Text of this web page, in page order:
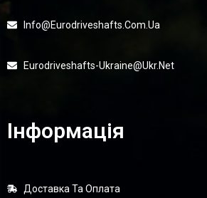
Info@eurodriveshafts.com.ua
Eurodriveshafts-Ukraine@ukr.net
Інформація
Доставка Та Оплата